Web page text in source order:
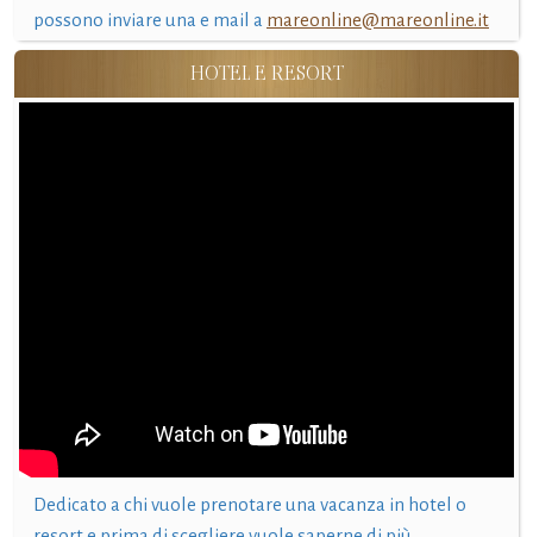
possono inviare una e mail a mareonline@mareonline.it
HOTEL E RESORT
Dedicato a chi vuole prenotare una vacanza in hotel o